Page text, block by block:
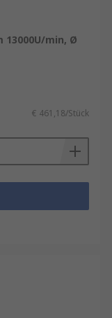
13000U/min, Ø
€ 461,18/Stück